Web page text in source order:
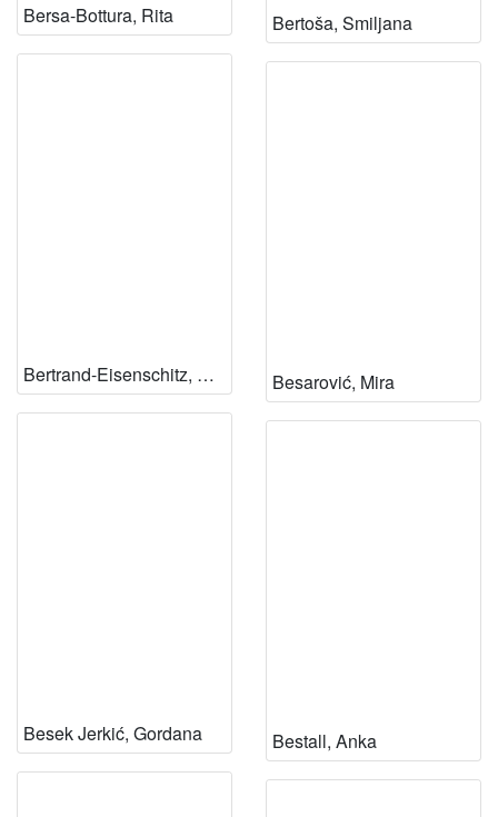
Bersa-Bottura, Rita Bertoša, Smiljana
Bertrand-Eisenschitz, Claire Besarović, Mira
Besek Jerkić, Gordana Bestall, Anka